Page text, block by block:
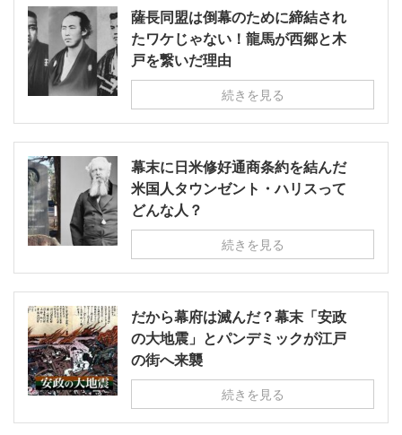
薩長同盟は倒幕のために締結され
たワケじゃない！龍馬が西郷と木
戸を繋いだ理由
続きを見る
幕末に日米修好通商条約を結んだ
米国人タウンゼント・ハリスって
どんな人？
続きを見る
だから幕府は滅んだ？幕末「安政
の大地震」とパンデミックが江戸
の街へ来襲
続きを見る